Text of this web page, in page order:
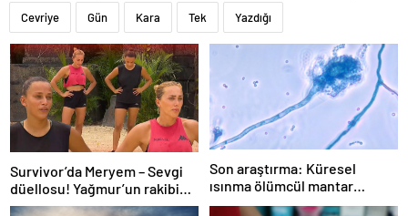
Cevriye Gün Kara Tek Yazdığı
Survivor’da Meryem – Sevgi
düellosu! Yağmur’un rakibi
belli oldu
Son araştırma: Küresel
ısınma ölümcül mantar
hastalığını yayabilir